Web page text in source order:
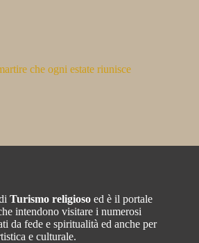
che ogni estate riunisce
Turismo religioso ed è il portale
intendono visitare i numerosi
da fede e spiritualità ed anche per
e culturale.